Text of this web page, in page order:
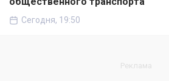
Сегодня, 19:50